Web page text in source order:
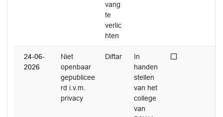
vang
te
verlic
hten
24-06-
2026
Niet
openbaar
gepublicee
rd i.v.m.
privacy
Diftar
In
handen
stellen
van het
college
van
Niet afgedaan